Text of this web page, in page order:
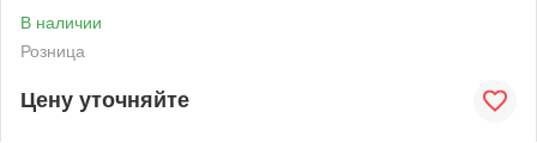
В наличии
Розница
Цену уточняйте